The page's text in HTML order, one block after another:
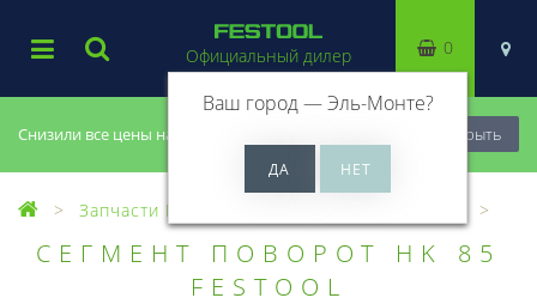
Снизили все цены на 20%, успей купить! Закрыть
Официальный дилер
Ваш город —Эль-Монте?
0
Запчасти Festool
СЕГМЕНТ ПОВОРОТ HK 85
FESTOOL